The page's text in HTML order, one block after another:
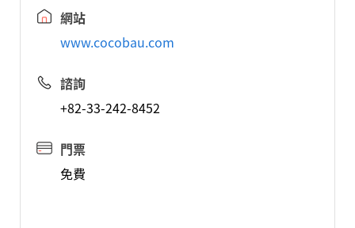
網站
www.cocobau.com
諮詢
+82-33-242-8452
門票
免費